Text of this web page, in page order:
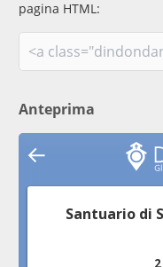
pagina HTML:
Anteprima